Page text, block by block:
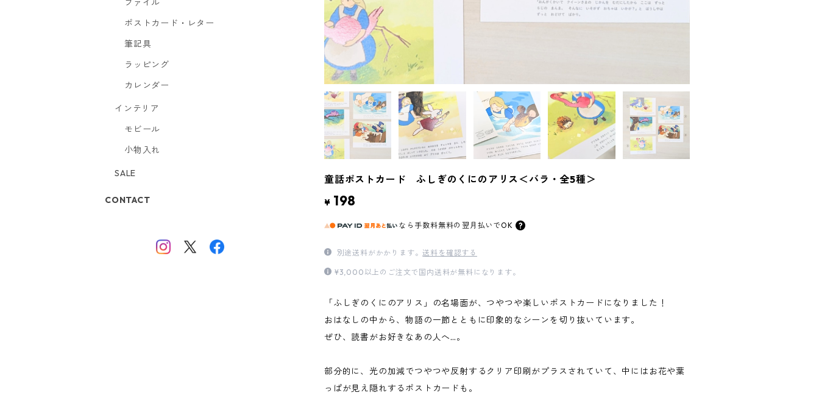
童話ポストカード ふしぎのくにのアリス＜バラ・全5種＞
¥ 198
なら 手数料無料の 翌月払いでOK
別途送料がかかります。送料を確認する
¥3,000以上のご注文で国内送料が無料になります。
「ふしぎのくにのアリス」の名場面が、つやつや楽しいポストカードになりました！
おはなしの中から、物語の一節とともに印象的なシーンを切り抜いています。
ぜひ、読書がお好きなあの人へ…。
部分的に、光の加減でつやつや反射するクリア印刷がプラスされていて、中にはお花や葉
っぱが見え隠れするポストカードも。
ファイル
ポストカード・レター
筆記具
ラッピング
カレンダー
インテリア
モビール
小物入れ
SALE
CONTACT